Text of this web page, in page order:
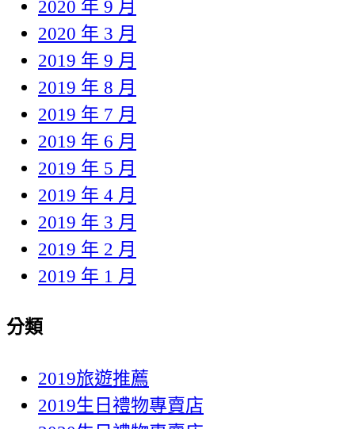
2020 年 9 月
2020 年 3 月
2019 年 9 月
2019 年 8 月
2019 年 7 月
2019 年 6 月
2019 年 5 月
2019 年 4 月
2019 年 3 月
2019 年 2 月
2019 年 1 月
分類
2019旅遊推薦
2019生日禮物專賣店